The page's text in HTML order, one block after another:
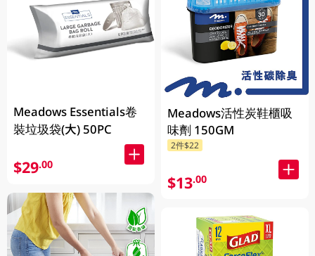
Meadows Essentials卷
裝垃圾袋(大) 50PC
$29.00
Meadows活性炭鞋櫃吸
味劑 150GM
2件$22
$13.00